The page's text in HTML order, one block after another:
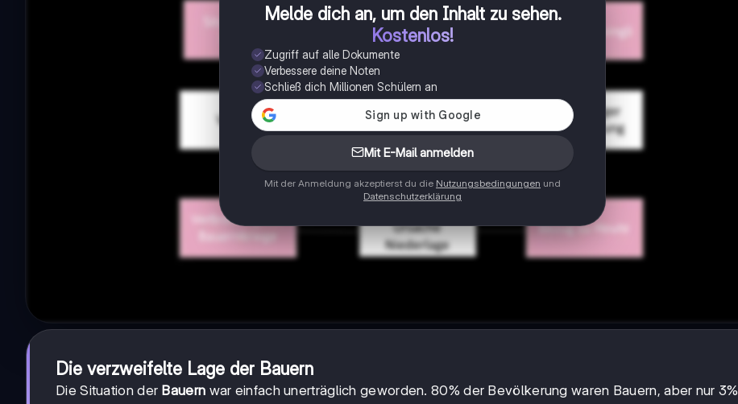
Melde dich an, um den Inhalt zu sehen.
Kostenlos!
Zugriff auf alle Dokumente
Verbessere deine Noten
Schließ dich Millionen Schülern an
Mit E-Mail anmelden
Mit der Anmeldung akzeptierst du die Nutzungsbedingungen und
Datenschutzerklärung
Die verzweifelte Lage der Bauern
Die Situation der Bauern war einfach unerträglich geworden. 80% der Bevölkerung waren Bauern, aber nur 3%